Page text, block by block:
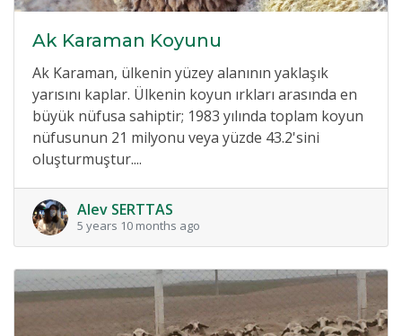
Ak Karaman Koyunu
Ak Karaman, ülkenin yüzey alanının yaklaşık
yarısını kaplar. Ülkenin koyun ırkları arasında en
büyük nüfusa sahiptir; 1983 yılında toplam koyun
nüfusunun 21 milyonu veya yüzde 43.2'sini
oluşturmuştur....
Alev SERTTAS
5 years 10 months ago